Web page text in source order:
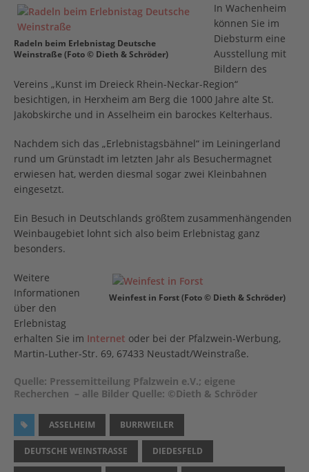
Radeln beim Erlebnistag Deutsche
Weinstraße (Foto © Dieth & Schröder)
In Wachenheim
können Sie im
Diebsturm eine
Ausstellung mit
Bildern des
Vereins „Kunst im Dreieck Rhein-Neckar-Region“
besichtigen, in Herxheim am Berg die 1000 Jahre alte St.
Jakobskirche und in Asselheim ein barockes Kelterhaus.
Nachdem sich das „Erlebnistagsbähnel“ im Leiningerland
rund um Grünstadt im letzten Jahr als Besuchermagnet
erwiesen hat, werden diesmal sogar zwei Kleinbahnen
eingesetzt.
Ein Besuch in Deutschlands größtem zusammenhängenden
Weinbaugebiet lohnt sich also beim Erlebnistag ganz
besonders.
Weinfest in Forst (Foto © Dieth & Schröder)
Weitere
Informationen
über den
Erlebnistag
erhalten Sie im Internet oder bei der Pfalzwein-Werbung,
Martin-Luther-Str. 69, 67433 Neustadt/Weinstraße.
Quelle: Pressemitteilung Pfalzwein e.V.; eigene
Recherchen – alle Bilder Quelle: ©Dieth & Schröder
ASSELHEIM BURRWEILER
DEUTSCHE WEINSTRASSE DIEDESFELD